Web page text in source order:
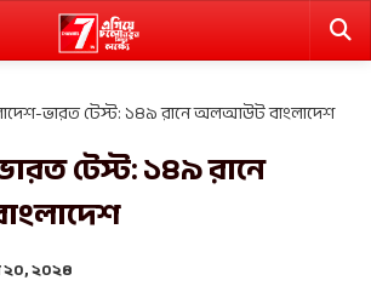
ভারত টেস্ট: ১৪৯ রানে অলআউট বাংলাদেশ
টেস্ট: ১৪৯ রানে
২০, ২০২৪